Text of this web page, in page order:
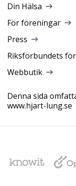
Din Hälsa
För föreningar
Press
Riksförbundets
Webbutik
Denna sida
www.hjart-lung.se